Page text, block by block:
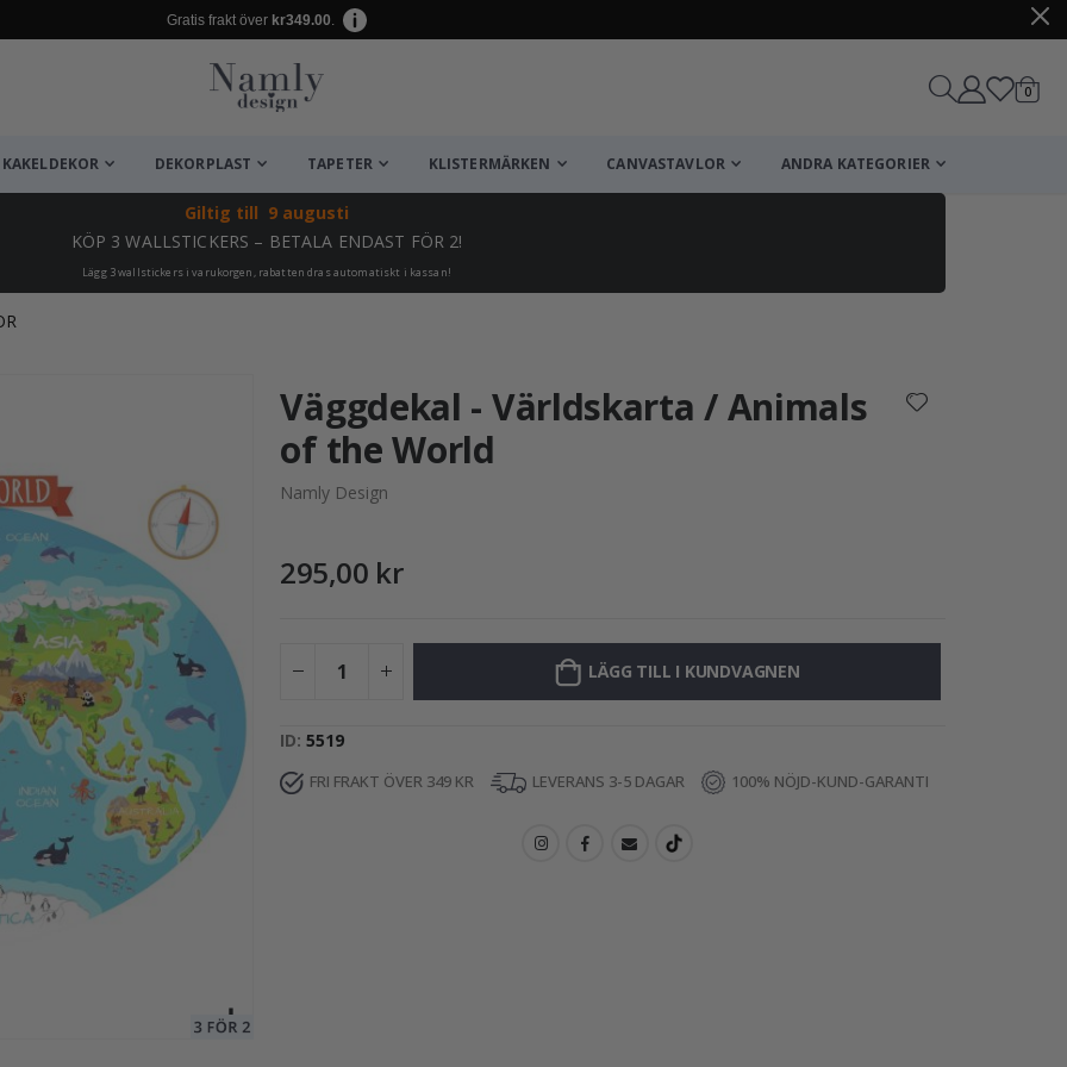
Gratis frakt över kr349.00.
0
KAKELDEKOR DEKORPLAST TAPETER KLISTERMÄRKEN CANVASTAVLOR ANDRA KATEGORIER
Giltig till 9 augusti
KÖP 3 WALLSTICKERS – BETALA ENDAST FÖR 2!
Lägg 3 wallstickers i varukorgen, rabatten dras automatiskt i kassan!
149,00 Kr
Väggdekal - Världskarta / Animals
of the World
Namly Design
295,00 kr
LÄGG TILL I KUNDVAGNEN
ID 5519
FRI FRAKT ÖVER 349 KR LEVERANS 3-5 DAGAR 100% NÖJD-KUND-GARANTI